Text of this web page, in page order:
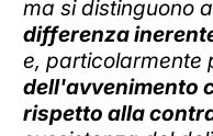
ma si distinguono
differenza
e, particolarmente
dell'avvenimento
rispetto alla